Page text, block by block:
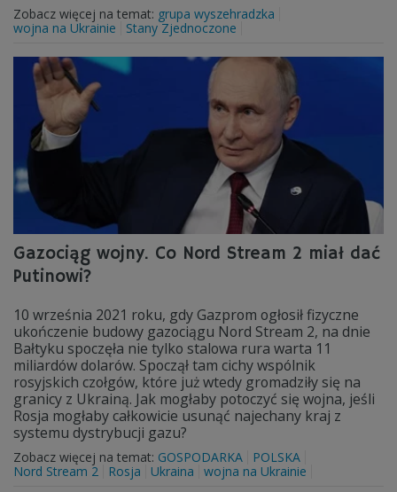
Zobacz więcej na temat: grupa wyszehradzka
wojna na Ukrainie
Stany Zjednoczone
Gazociąg wojny. Co Nord Stream 2 miał dać
Putinowi?
10 września 2021 roku, gdy Gazprom ogłosił fizyczne
ukończenie budowy gazociągu Nord Stream 2, na dnie
Bałtyku spoczęła nie tylko stalowa rura warta 11
miliardów dolarów. Spoczął tam cichy wspólnik
rosyjskich czołgów, które już wtedy gromadziły się na
granicy z Ukrainą. Jak mogłaby potoczyć się wojna, jeśli
Rosja mogłaby całkowicie usunąć najechany kraj z
systemu dystrybucji gazu?
Zobacz więcej na temat: GOSPODARKA
POLSKA
Nord Stream 2
Rosja Ukraina wojna na Ukrainie